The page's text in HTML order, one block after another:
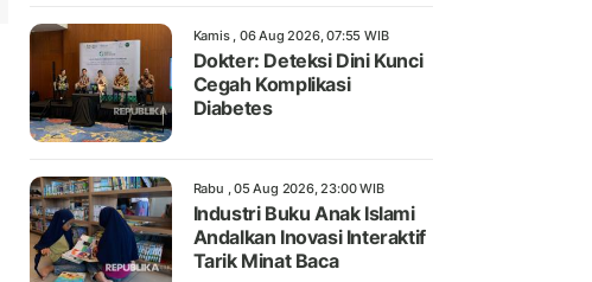
Kamis , 06 Aug 2026, 07:55 WIB
Dokter: Deteksi Dini Kunci
Cegah Komplikasi
Diabetes
Rabu , 05 Aug 2026, 23:00 WIB
Industri Buku Anak Islami
Andalkan Inovasi Interaktif
Tarik Minat Baca